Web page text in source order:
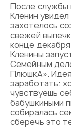
После службы
Кленин
захотелось
свежей
конце
Кленины
Семейным
ПлюшкА».
заработать:
чувствуешь
бабушкиными
собиралась
сберечь это